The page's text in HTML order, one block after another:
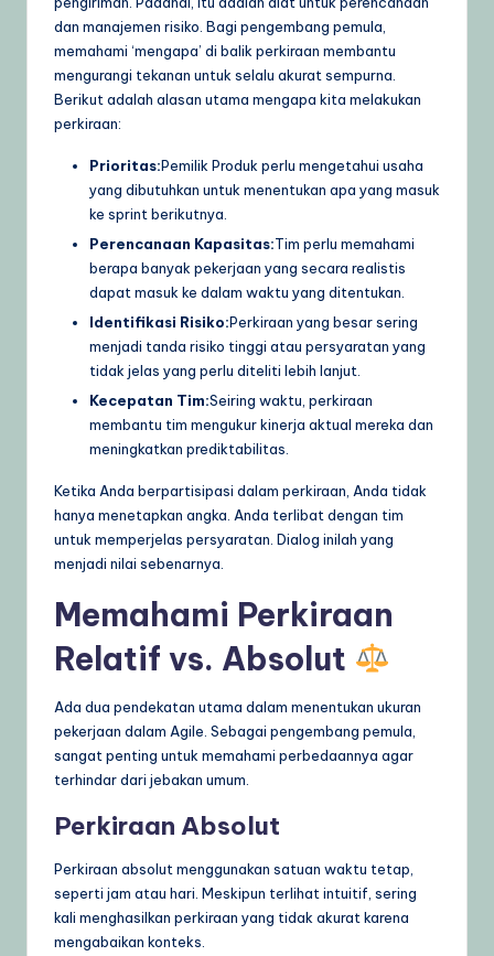
U
p
d
dan manajemen risiko. Bagi pengembang pemula,
memahami ‘mengapa’ di balik perkiraan membantu
mengurangi tekanan untuk selalu akurat sempurna.
Berikut adalah alasan utama mengapa kita melakukan
perkiraan:
Prioritas:Pemilik Produk perlu mengetahui usaha
yang dibutuhkan untuk menentukan apa yang masuk
ke sprint berikutnya.
Perencanaan Kapasitas:Tim perlu memahami
berapa banyak pekerjaan yang secara realistis
dapat masuk ke dalam waktu yang ditentukan.
Identifikasi Risiko:Perkiraan yang besar sering
menjadi tanda risiko tinggi atau persyaratan yang
tidak jelas yang perlu diteliti lebih lanjut.
Kecepatan Tim:Seiring waktu, perkiraan
membantu tim mengukur kinerja aktual mereka dan
meningkatkan prediktabilitas.
Ketika Anda berpartisipasi dalam perkiraan, Anda tidak
hanya menetapkan angka. Anda terlibat dengan tim
untuk memperjelas persyaratan. Dialog inilah yang
menjadi nilai sebenarnya.
Memahami Perkiraan
Relatif vs. Absolut
Ada dua pendekatan utama dalam menentukan ukuran
pekerjaan dalam Agile. Sebagai pengembang pemula,
sangat penting untuk memahami perbedaannya agar
terhindar dari jebakan umum.
Perkiraan Absolut
Perkiraan absolut menggunakan satuan waktu tetap,
seperti jam atau hari. Meskipun terlihat intuitif, sering
kali menghasilkan perkiraan yang tidak akurat karena
mengabaikan konteks.